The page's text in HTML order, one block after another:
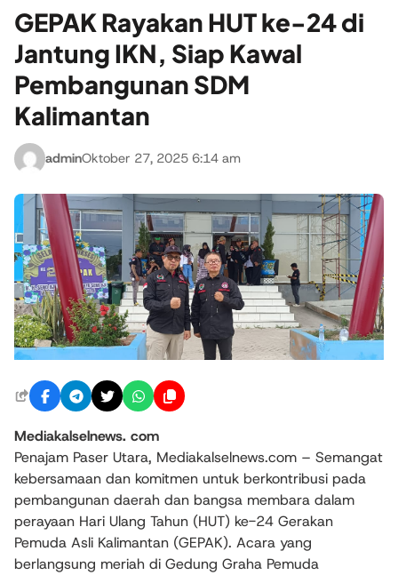
GEPAK Rayakan HUT ke-24 di
Jantung IKN, Siap Kawal
Pembangunan SDM
Kalimantan
adminOktober 27, 2025 6:14 am
Mediakalselnews. com
Penajam Paser Utara, Mediakalselnews.com – Semangat
kebersamaan dan komitmen untuk berkontribusi pada
pembangunan daerah dan bangsa membara dalam
perayaan Hari Ulang Tahun (HUT) ke-24 Gerakan
Pemuda Asli Kalimantan (GEPAK). Acara yang
berlangsung meriah di Gedung Graha Pemuda